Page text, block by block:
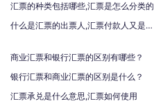
汇票的种类包括哪些,汇票是怎么分类的
什么是汇票的出票人,汇票付款人又是什么意思
商业汇票和银行汇票的区别有哪些？
银行汇票和商业汇票的区别是什么？
汇票承兑是什么意思,汇票如何使用